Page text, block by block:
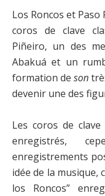
Los Roncos et
coros de clave
Piñeiro, un des
Abakuá et un
formation de son
devenir une des
Les coros de
enregistrés,
enregistrements
idée de la musique,
los Roncos”